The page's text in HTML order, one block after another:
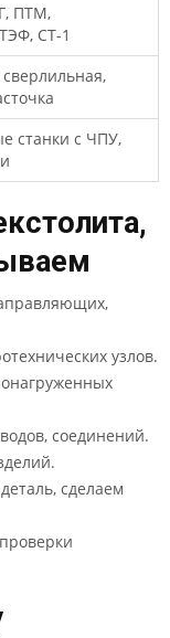
ПТМ,
СТ-1
станки с ЧПУ,
узлов.
соединений.
сделаем